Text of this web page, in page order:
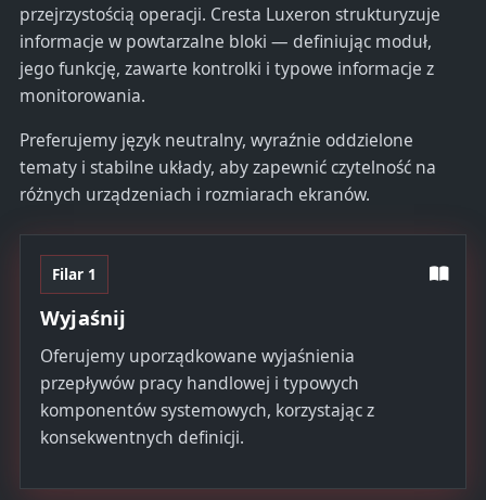
przejrzystością operacji. Cresta Luxeron strukturyzuje
informacje w powtarzalne bloki — definiując moduł,
jego funkcję, zawarte kontrolki i typowe informacje z
monitorowania.
Preferujemy język neutralny, wyraźnie oddzielone
tematy i stabilne układy, aby zapewnić czytelność na
różnych urządzeniach i rozmiarach ekranów.
Filar 1
Wyjaśnij
Oferujemy uporządkowane wyjaśnienia
przepływów pracy handlowej i typowych
komponentów systemowych, korzystając z
konsekwentnych definicji.